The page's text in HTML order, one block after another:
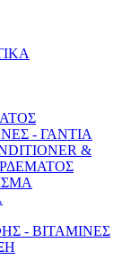
- ΓΑΝΤΙΑ
&
- ΒΙΤΑΜΙΝΕΣ